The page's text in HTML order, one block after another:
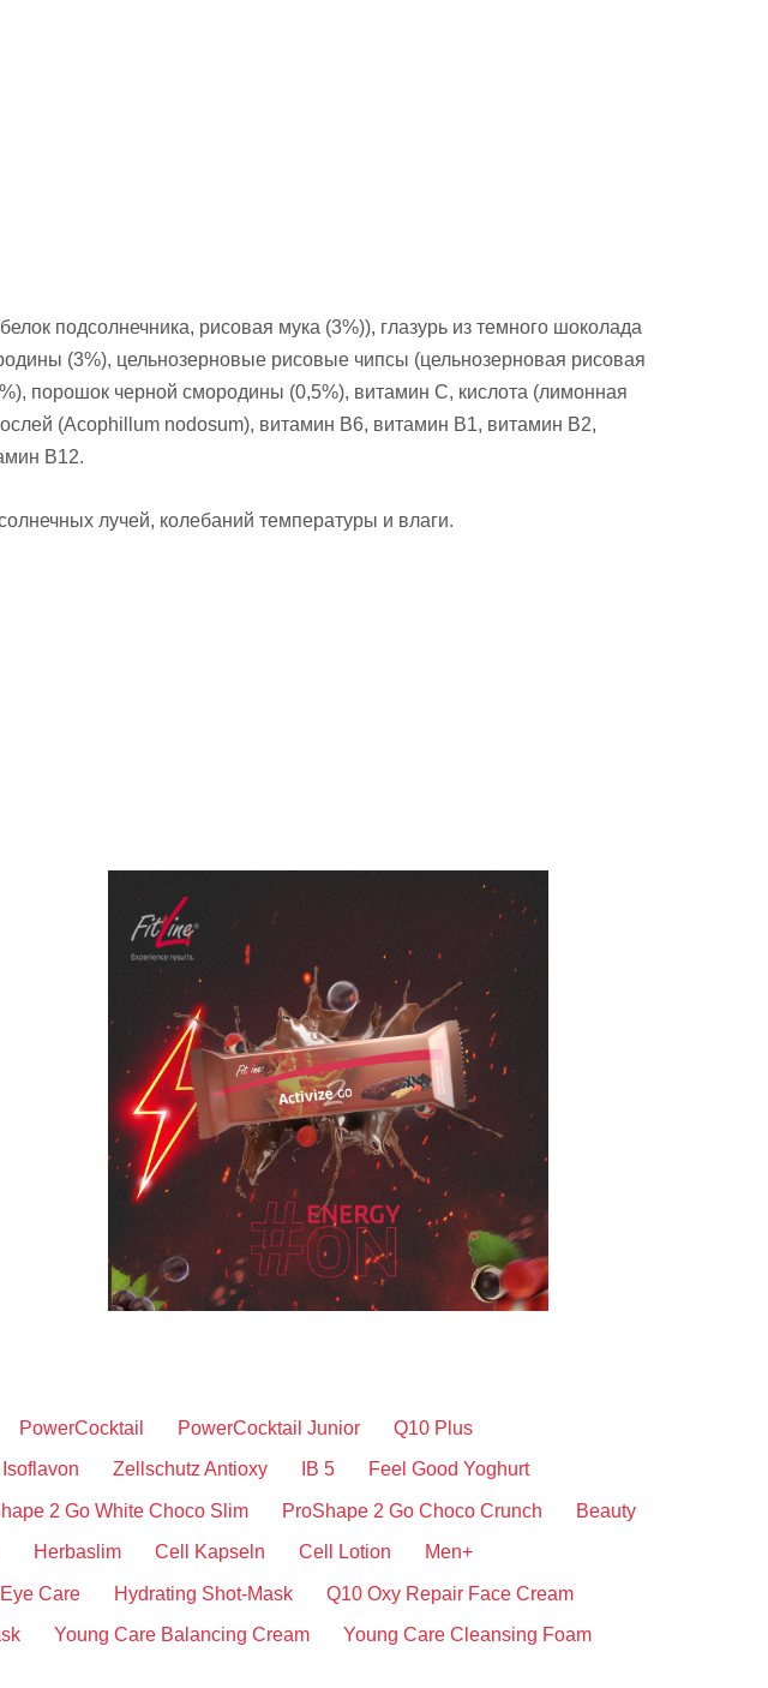
подсолнечника, рисовая мука (3%)), глазурь из темного шоколада
(3%), цельнозерновые рисовые чипсы (цельнозерновая рисовая
порошок черной смородины (0,5%), витамин С, кислота (лимонная
(Acophillum nodosum), витамин B6, витамин B1, витамин B2,
B12.
лучей, колебаний температуры и влаги.
PowerCocktail PowerCocktail Junior Q10 Plus
Isoflavon Zellschutz Antioxy IB 5 Feel Good Yoghurt
2 Go White Choco Slim ProShape 2 Go Choco Crunch Beauty
Herbaslim Cell Kapseln Cell Lotion Men+
Eye Care Hydrating Shot-Mask Q10 Oxy Repair Face Cream
Young Care Balancing Cream Young Care Cleansing Foam